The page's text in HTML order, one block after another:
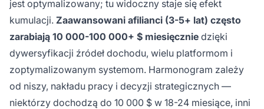
jest optymalizowany; tu widoczny staje się efekt
kumulacji. Zaawansowani afilianci (3-5+ lat) często
zarabiają 10 000-100 000+ $ miesięcznie dzięki
dywersyfikacji źródeł dochodu, wielu platformom i
zoptymalizowanym systemom. Harmonogram zależy
od niszy, nakładu pracy i decyzji strategicznych —
niektórzy dochodzą do 10 000 $ w 18-24 miesiące, inni